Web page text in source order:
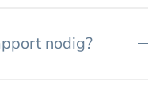
nodig?